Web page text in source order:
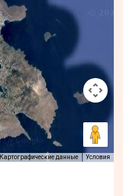
Картографические данные Условия